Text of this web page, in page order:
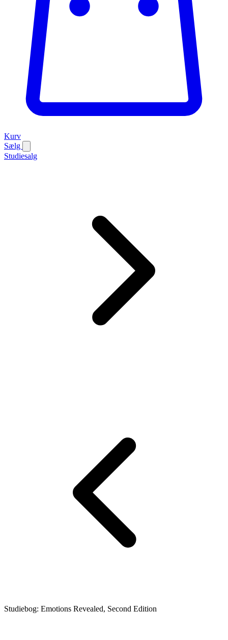
Kurv
Sælg
Studiesalg
Studiebog: Emotions Revealed, Second Edition